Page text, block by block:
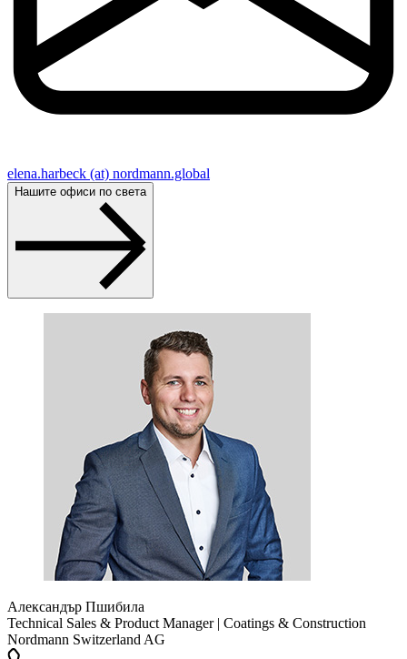
elena.harbeck (at) nordmann.global
Нашите офиси по света
Александър Пшибила
Technical Sales & Product Manager | Coatings & Construction
Nordmann Switzerland AG